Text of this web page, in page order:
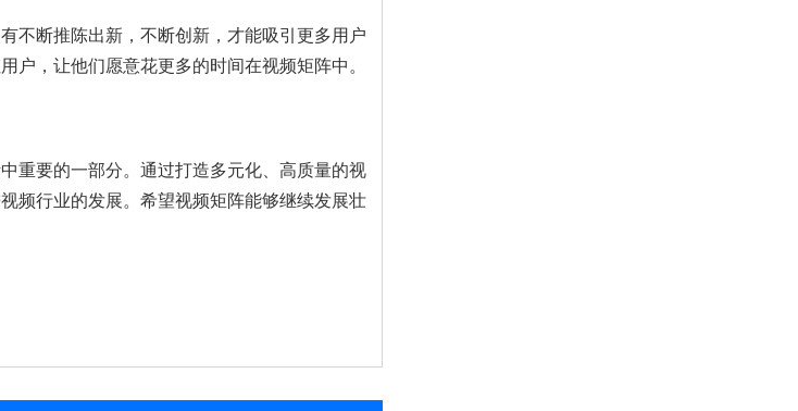
不断推陈出新，不断创新，才能吸引更多用户
户，让他们愿意花更多的时间在视频矩阵中。
重要的一部分。通过打造多元化、高质量的视
频行业的发展。希望视频矩阵能够继续发展壮